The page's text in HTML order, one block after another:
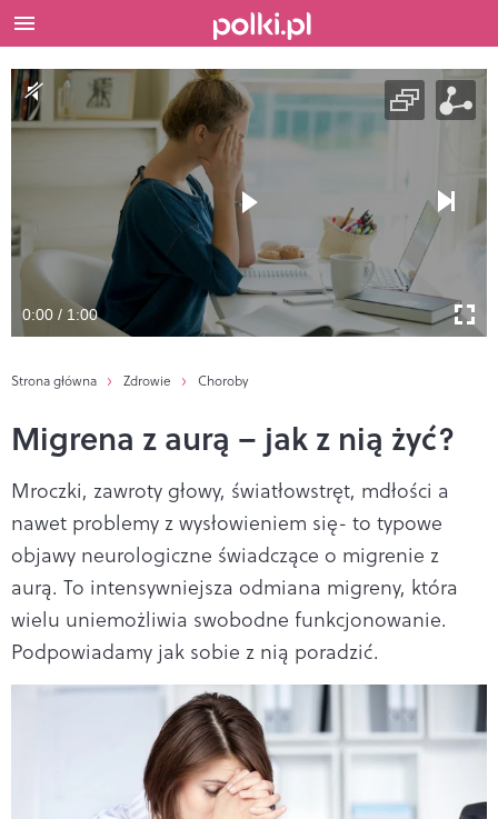
0:00 / 1:00
Strona główna Zdrowie Choroby
Migrena z aurą – jak z nią żyć?
Mroczki, zawroty głowy, światłowstręt, mdłości a
nawet problemy z wysłowieniem się- to typowe
objawy neurologiczne świadczące o migrenie z
aurą. To intensywniejsza odmiana migreny, która
wielu uniemożliwia swobodne funkcjonowanie.
Podpowiadamy jak sobie z nią poradzić.